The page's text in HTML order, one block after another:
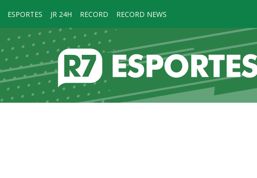
ESPORTES JR 24H RECORD RECORD NEWS